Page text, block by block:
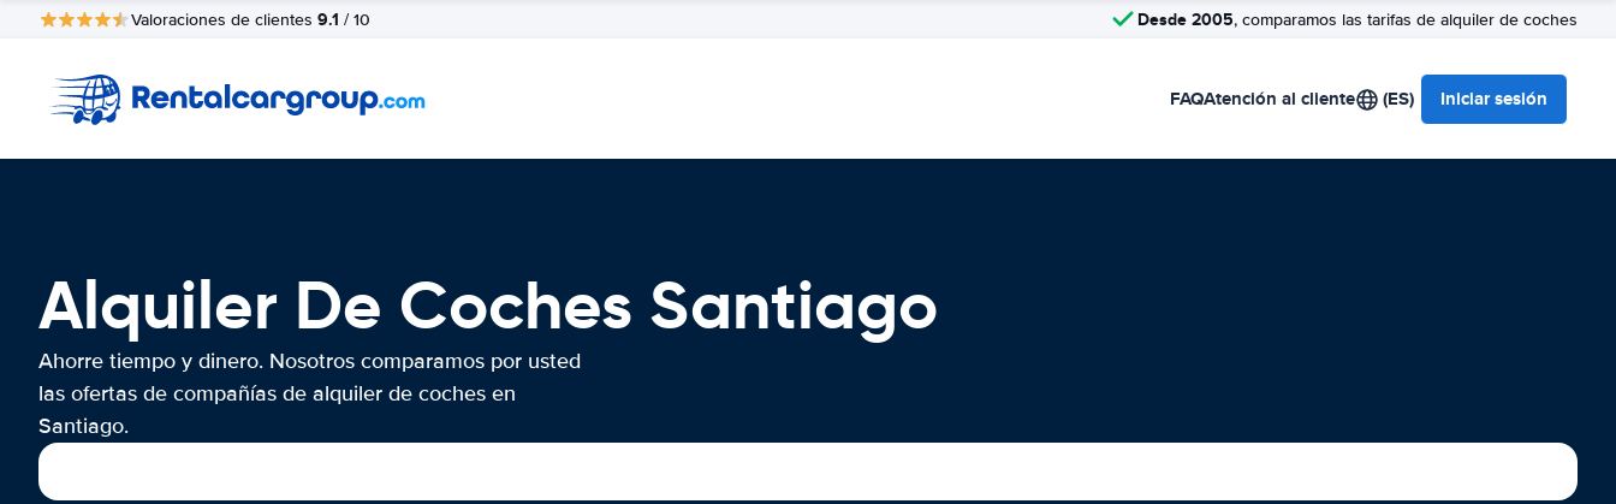
Valoraciones de clientes 9.1 / 10 Desde 2005, comparamos las tarifas de alquiler de coches
FAQAtención al cliente (ES) Iniciar sesión
Alquiler De Coches Santiago
Ahorre tiempo y dinero. Nosotros comparamos por usted
las ofertas de compañías de alquiler de coches en
Santiago.